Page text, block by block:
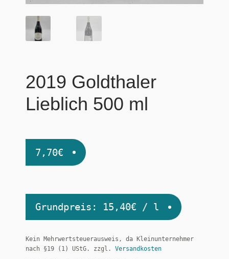
2019 Goldthaler
Lieblich 500 ml
7,70€
Grundpreis: 15,40€ / l
Kein Mehrwertsteuerausweis, da Kleinunternehmer
nach §19 (1) UStG.
zzgl. Versandkosten